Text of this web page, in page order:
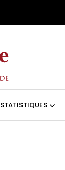
STATISTIQUES